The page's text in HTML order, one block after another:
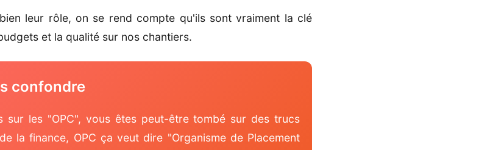
leur rôle, on se rend compte qu'ils sont vraiment la clé
et la qualité sur nos chantiers.
confondre
sur les "OPC", vous êtes peut-être tombé sur des trucs
la finance, OPC ça veut dire "Organisme de Placement